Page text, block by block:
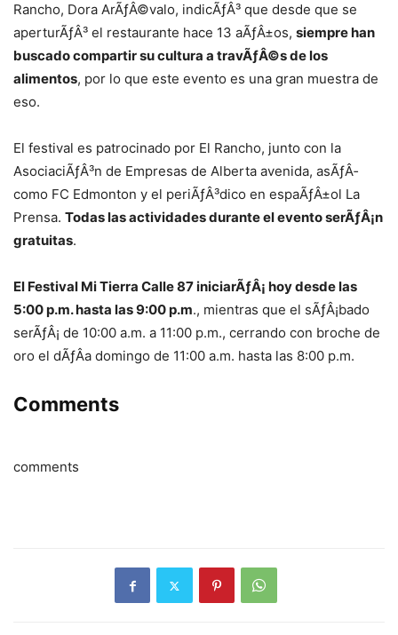
Rancho, Dora ArÃƒÂ©valo, indicÃƒÂ³ que desde que se
aperturÃƒÂ³ el restaurante hace 13 aÃƒÂ±os, siempre han
buscado compartir su cultura a travÃƒÂ©s de los
alimentos, por lo que este evento es una gran muestra de
eso.
El festival es patrocinado por El Rancho, junto con la
AsociaciÃƒÂ³n de Empresas de Alberta avenida, asÃƒÂ­
como FC Edmonton y el periÃƒÂ³dico en espaÃƒÂ±ol La
Prensa. Todas las actividades durante el evento serÃƒÂ¡n
gratuitas.
El Festival Mi Tierra Calle 87 iniciarÃƒÂ¡ hoy desde las
5:00 p.m. hasta las 9:00 p.m., mientras que el sÃƒÂ¡bado
serÃƒÂ¡ de 10:00 a.m. a 11:00 p.m., cerrando con broche de
oro el dÃƒÂ­a domingo de 11:00 a.m. hasta las 8:00 p.m.
Comments
comments